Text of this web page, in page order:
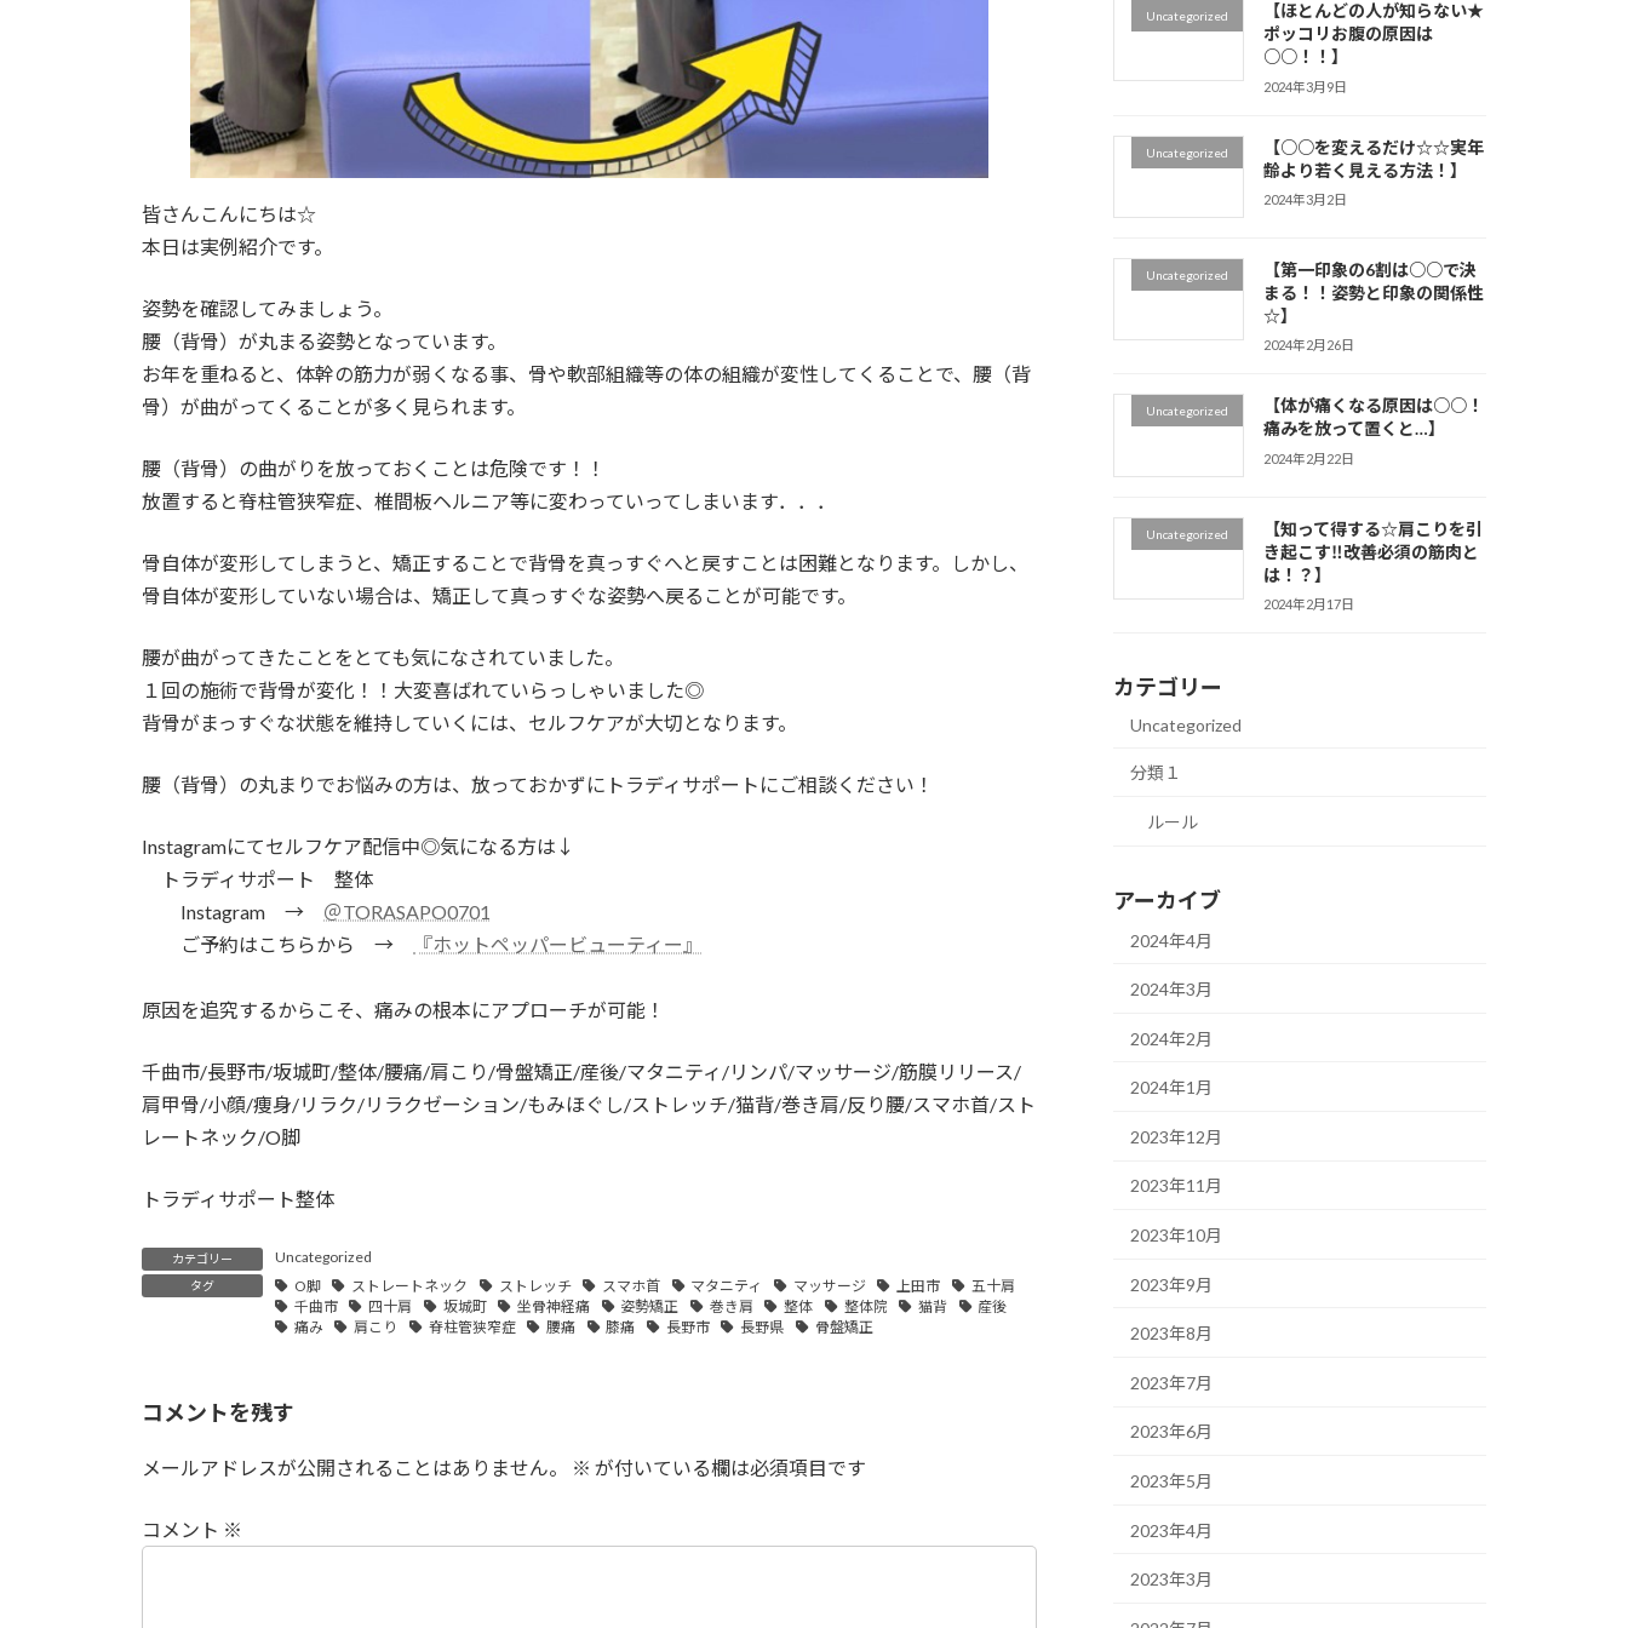
皆さんこんにちは☆
本日は実例紹介です。
姿勢を確認してみましょう。
腰（背骨）が丸まる姿勢となっています。
お年を重ねると、体幹の筋力が弱くなる事、骨や軟部組織等の体の組織が変性してくることで、腰（背
骨）が曲がってくることが多く見られます。
腰（背骨）の曲がりを放っておくことは危険です！！
放置すると脊柱管狭窄症、椎間板ヘルニア等に変わっていってしまいます．．．
骨自体が変形してしまうと、矯正することで背骨を真っすぐへと戻すことは困難となります。しかし、
骨自体が変形していない場合は、矯正して真っすぐな姿勢へ戻ることが可能です。
腰が曲がってきたことをとても気になされていました。
１回の施術で背骨が変化！！大変喜ばれていらっしゃいました◎
背骨がまっすぐな状態を維持していくには、セルフケアが大切となります。
腰（背骨）の丸まりでお悩みの方は、放っておかずにトラディサポートにご相談ください！
Instagramにてセルフケア配信中◎気になる方は↓
トラディサポート 整体
Instagram → ＠TORASAPO0701
ご予約はこちらから →
『ホットペッパービューティー』
原因を追究するからこそ、痛みの根本にアプローチが可能！
千曲市/長野市/坂城町/整体/腰痛/肩こり/骨盤矯正/産後/マタニティ/リンパ/マッサージ/筋膜リリース/
肩甲骨/小顔/痩身/リラク/リラクゼーション/もみほぐし/ストレッチ/猫背/巻き肩/反り腰/スマホ首/スト
レートネック/O脚
トラディサポート整体
カテゴリー Uncategorized
タグ O脚 ストレートネック ストレッチ スマホ首 マタニティ マッサージ 上田市
五十肩
千曲市
四十肩 坂城町 坐骨神経痛 姿勢矯正 巻き肩 整体 整体院 猫背
産後
痛み
肩こり 脊柱管狭窄症 腰痛 膝痛 長野市 長野県 骨盤矯正
コメントを残す
メールアドレスが公開されることはありません。 ※ が付いている欄は必須項目です
コメント ※
Uncategorized
【ほとんどの人が知らない★
ポッコリお腹の原因は
○○！！】
2024年3月9日
Uncategorized
【○○を変えるだけ☆☆実年
齢より若く見える方法！】
2024年3月2日
Uncategorized
【第一印象の6割は○○で決
まる！！姿勢と印象の関係性
☆】
2024年2月26日
Uncategorized
【体が痛くなる原因は○○！
痛みを放って置くと…】
2024年2月22日
Uncategorized
【知って得する☆肩こりを引
き起こす‼改善必須の筋肉と
は！？】
2024年2月17日
カテゴリー
Uncategorized
分類１
ルール
アーカイブ
2024年4月
2024年3月
2024年2月
2024年1月
2023年12月
2023年11月
2023年10月
2023年9月
2023年8月
2023年7月
2023年6月
2023年5月
2023年4月
2023年3月